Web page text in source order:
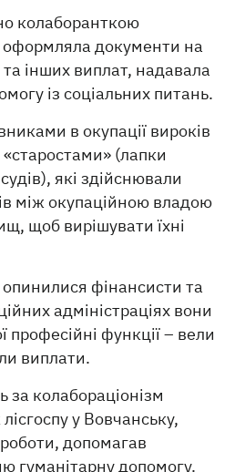
колаборанткою
документи на
інших виплат, надавала
із соціальних питань.
в окупації вироків
(лапки
які здійснювали
між окупаційною владою
щоб вирішувати їхні
опинилися фінансисти та
адміністраціях вони
професійні функції – вели
виплати.
за колабораціонізм
у Вовчанську,
допомагав
гуманітарну допомогу.